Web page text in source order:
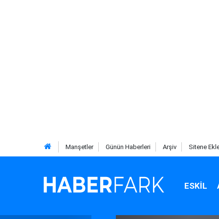
Manşetler Günün Haberleri Arşiv Sitene
ESKIL